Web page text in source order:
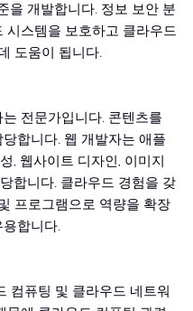
을 개발합니다. 정보 보안 분
시스템을 보호하고 클라우드
도움이 됩니다.
전문가입니다. 콘텐츠를
합니다. 웹 개발자는 애플
, 웹사이트 디자인, 이미지
합니다. 클라우드 경험을 갖
프로그램으로 역량을 확장
합니다.
컴퓨팅 및 클라우드 네트워